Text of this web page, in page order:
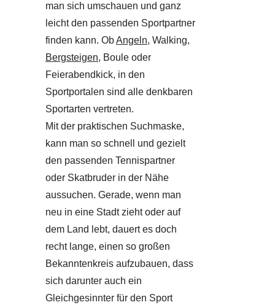
man sich umschauen und ganz
leicht den passenden Sportpartner
finden kann. ObAngeln, Walking,
Bergsteigen, Boule oder
Feierabendkick, in den
Sportportalen sind alle denkbaren
Sportarten vertreten.
Mit der praktischen Suchmaske,
kann man so schnell und gezielt
den passenden Tennispartner
oder Skatbruder in der Nähe
aussuchen. Gerade, wenn man
neu in eine Stadt zieht oder auf
dem Land lebt, dauert es doch
recht lange, einen so großen
Bekanntenkreis aufzubauen, dass
sich darunter auch ein
Gleichgesinnter für den Sport